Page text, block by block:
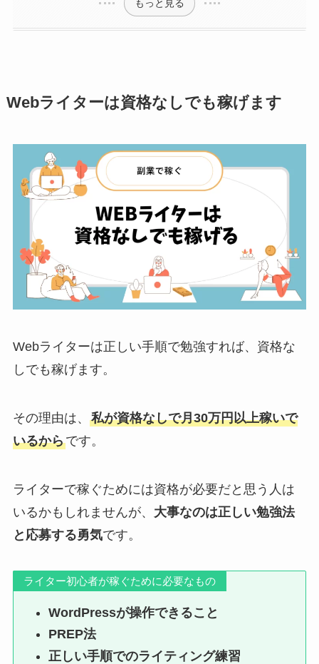
もっと見る
Webライターは資格なしでも稼げます
Webライターは正しい手順で勉強すれば、資格な
しでも稼げます。
その理由は、 私が資格なしで月30万円以上稼いで
いるからです。
ライターで稼ぐためには資格が必要だと思う人は
いるかもしれませんが、 大事なのは正しい勉強法
と応募する勇気です。
ライター初心者が稼ぐために必要なもの
WordPressが操作できること
PREP法
正しい手順でのライティング練習